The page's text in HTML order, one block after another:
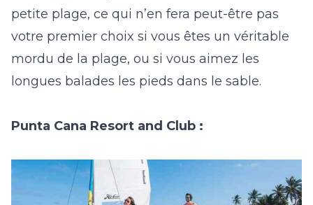
petite plage, ce qui n’en fera peut-être pas
votre premier choix si vous êtes un véritable
mordu de la plage, ou si vous aimez les
longues balades les pieds dans le sable.
Punta Cana Resort and Club :